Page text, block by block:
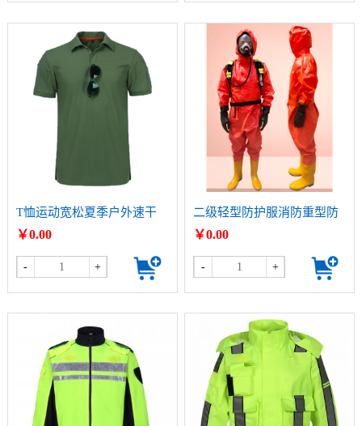
T恤运动宽松夏季户外速干
衣
￥0.00
- +
二级轻型防护服消防重型防
化服
￥0.00
- +